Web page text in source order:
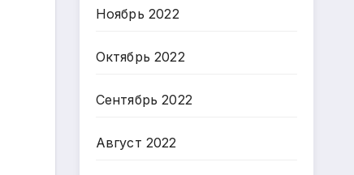
Ноябрь 2022
Октябрь 2022
Сентябрь 2022
Август 2022